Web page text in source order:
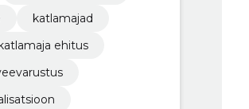
katlamajad
ehitus